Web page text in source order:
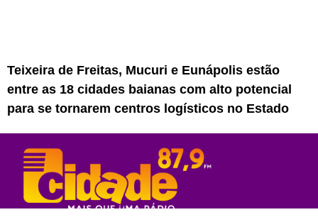
Teixeira de Freitas, Mucuri e Eunápolis estão
entre as 18 cidades baianas com alto potencial
para se tornarem centros logísticos no Estado